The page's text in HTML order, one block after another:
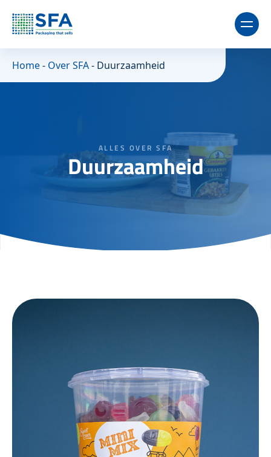
Home- Over SFA- Duurzaamheid
ALLES OVER SFA
Duurzaamheid